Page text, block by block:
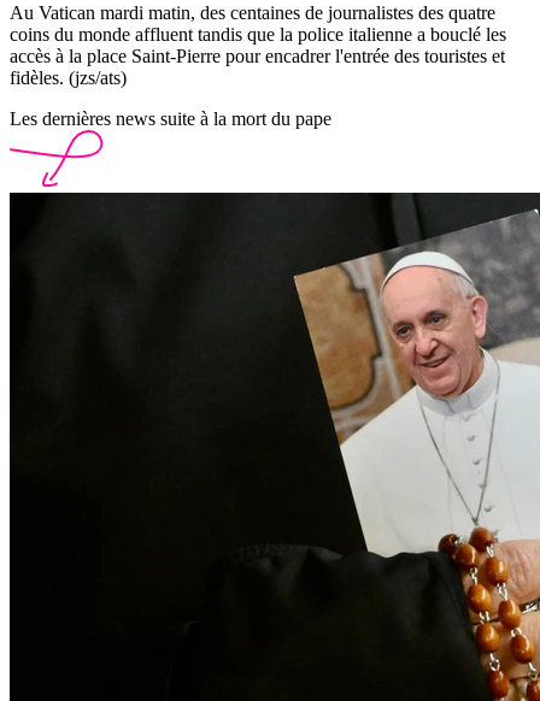
Au Vatican mardi matin, des centaines de journalistes des quatre
coins du monde affluent tandis que la police italienne a bouclé les
accès à la place Saint-Pierre pour encadrer l'entrée des touristes et
fidèles. (jzs/ats)
Les dernières news suite à la mort du pape